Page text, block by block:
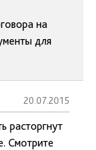
на
для
20.07.2015
расторгнут
Смотрите